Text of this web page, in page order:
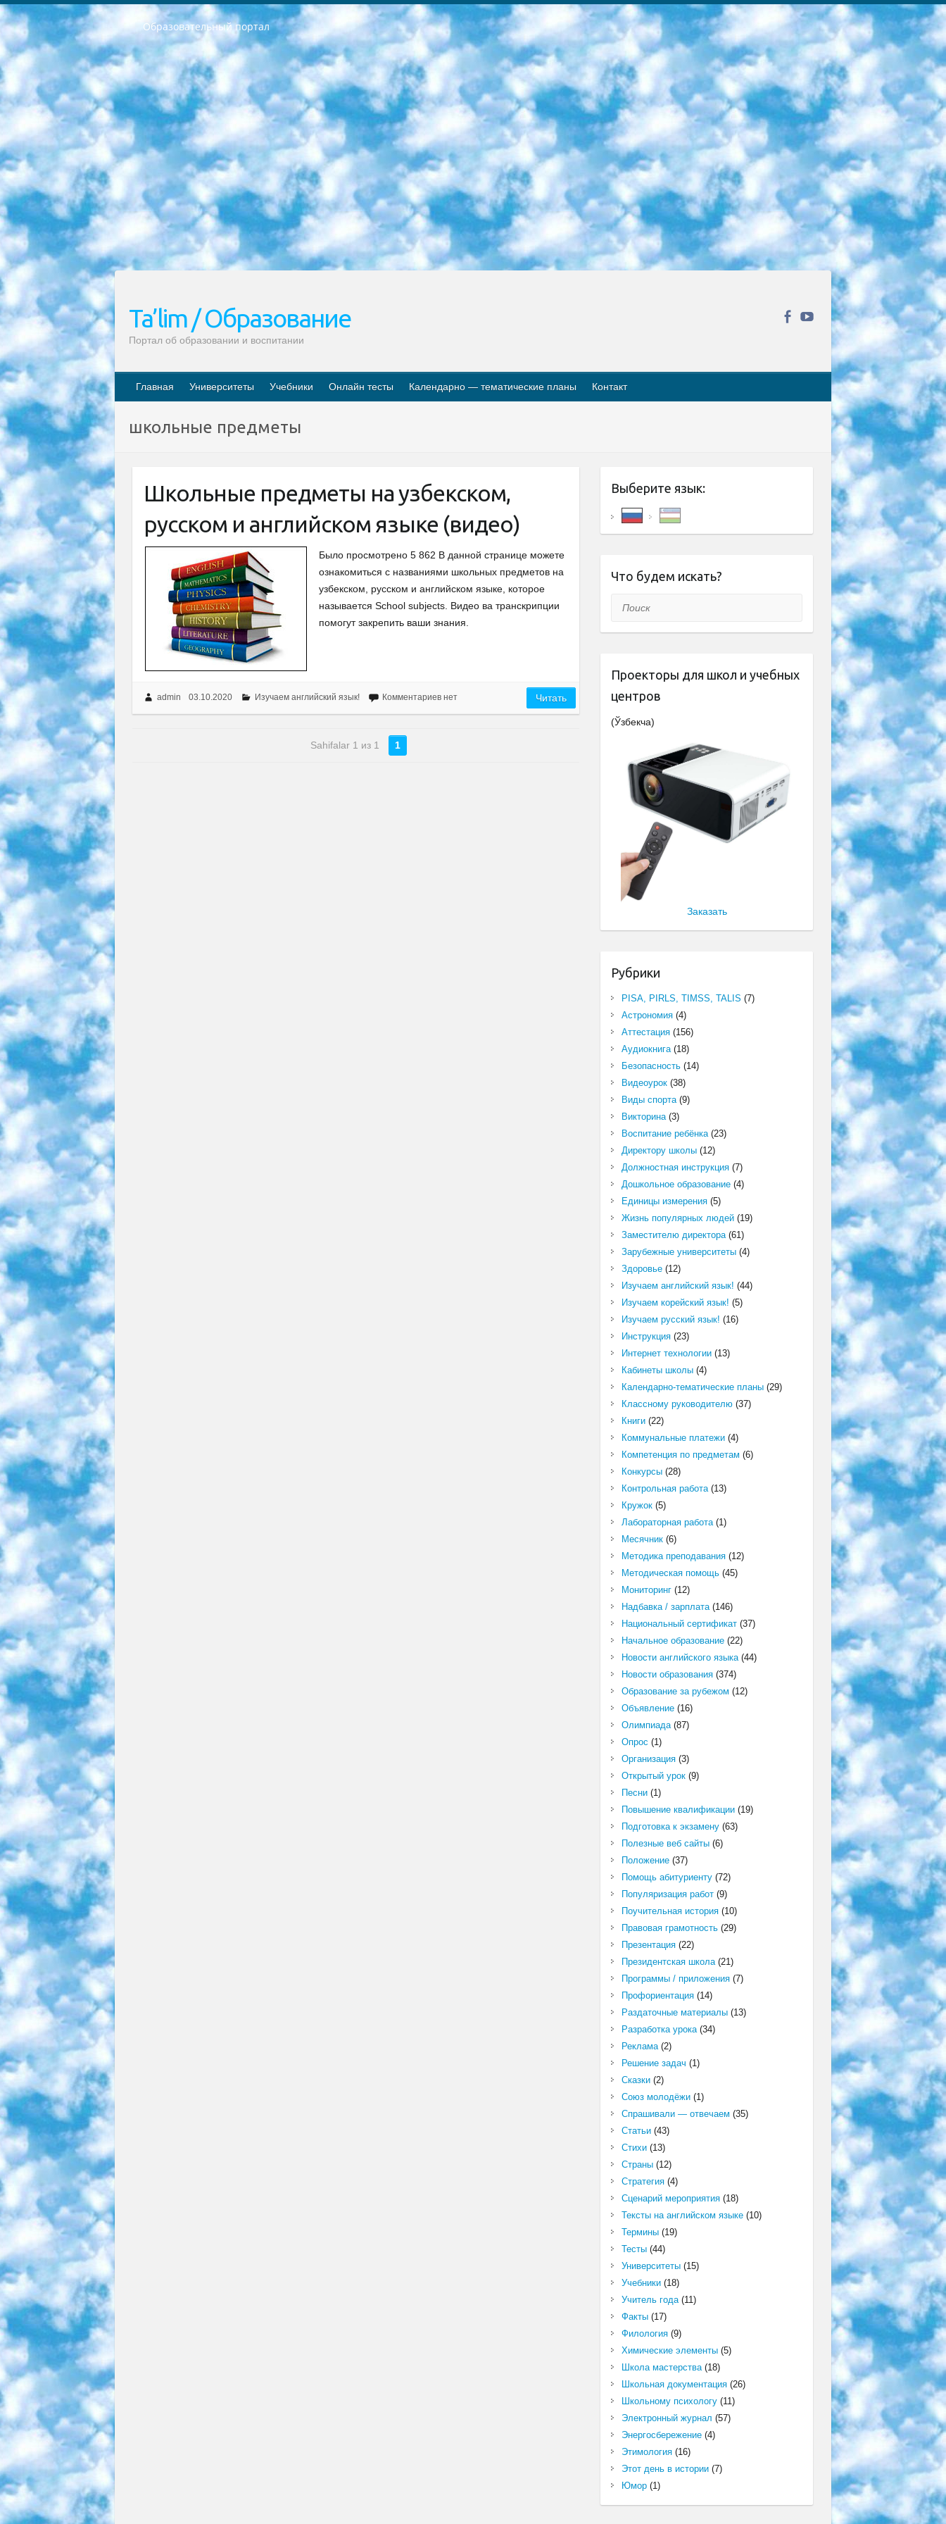
Образовательный портал
РЕСПУБЛИКА УЗБЕКИСТАН МИНИСТРЕРСТВО ДОШКОЛЬНОГО И ШКОЛЬНОГО ОБРАЗОВАНИЯ КОМАНДА в общеобразовательных учреждениях в 2023-2024 учебном году организация и проведение итоговой государственной аттестации обучающихся о Министра дошкольного и школьного образования Республики Узбекистан от 4 марта 2008 года (постановлением Минюста от 20 марта 2008 года № 1778 государственной регистрации) «Итоговое состояние учащихся общего среднего образования на основании положения об утверждении положения об аттестации общего среднего образования выпускной экзамен студентов в образовательных учреждениях в 2023-2024 учебном году В целях организации и прохождения аттестации приказываю: 1. Следующее: перечень предметов, по которым будет проводиться итоговая государственная аттестация и экзамен формы перевода согласно приложению 1; сертификаты международного образца, оценивающие уровень владения иностранными языками перечень согласно приложению 2; 2. Педагогический при специализированных образовательных учреждениях. научно-практический центр квалификации и международной оценки (Д.Давидова) 2024 г. До 25 марта: задания по предметам, по которым будет проводиться итоговая аттестация разработка и утверждение технических условий; итоговая аттестация на основании разработанного предметного задания разработка вопросов по предметам (устно и письменно), экзамен передача; общеобразовательные средние школы и специальные учебные заведения учащиеся выпускных классов школ и интернатов в агентской системе подготовка базы данных экзаменационных материалов и критериев оценки; перевод базы экзаменационных материалов на все языки обучения подать в Республиканский образовательный центр для изготовления; варианты экзаменов на основе разработанных контрольных материалов пусть будут поставлены задачи формирования. 3. Республиканский образовательный центр (Ш.Худайкулов) до 5 апреля 2024 года. до: база данных предоставленных экзаменационных материалов на все языки обучения перевод и экспертиза; для слепых, слабовидящих, глухих, слабослышащих и умственно отсталых детей учащиеся выпускных классов специализированных школ и школ-интернатов база данных экзаменационных материалов на всех преподаваемых языках подготовка критериев оценки; специализированные школы для умственно отсталых детей и технологии для учащихся выпускных классов школ-интернатов разработка соответствующих рекомендаций и критериев проведения ЕГЭ по естествознанию давать задания. 4. Педагогический при специализированных образовательных учреждениях. Научно-практический центр навыков и международной оценки (Д.Давидова), Республика образовательный центр (Худайкулов Ш.) итоговый государственный аттестационный экзамен ориентирован на творческое и логическое мышление при подготовке базы материалов учитывать введение заданий. 5. Следует отметить, что: сертификат государственного образца о знании общеобразовательного предмета и как минимум национальный уровень B1 по предметам на иностранных языках, указанным в Приложении 2. или международно признанный сертификат эквивалентного уровня студенты, изучающие определенный предмет, освобождаются от экзамена; по соответствующим предметам запланирована итоговая государственная аттестация за день до дня, путем жеребьевки Рабочей группой (в письменной форме по предметам, проводимым в форме) из числа сформированных вариантов выбрано 2 варианта; 2 выбранных варианта экзамена анонсированы на официальном сайте министерства и все выпускники по всей стране на основе этих вариантов проводит итоговую государственную аттестацию. 6. Государственное образование учащихся средних общеобразовательных учреждений. знания в соответствии с квалификационными требованиями, которые необходимо приобрести на основании стандартов итоговый (выпускной) контроль для 9 и 11 классов в целях тестирования Экзамены (далее – экзамены) состоят из предметов, перечисленных в приложении 1. будет сделано. 7. Экзамены пройдут с 26 мая по 15 июня 2024 г. (кроме науки физического воспитания). 8. Физическая для учащихся 9 классов общесредних образовательных учреждений. Экзамены по предмету «Образование, квалификация медицина» 1-6 мая 2024 года. сотрудники перевести под присмотр (с отклонениями в физическом или умственном развитии) специализированная школа для детей, школы-интернаты и со сколиозом школы-интернаты санаторного типа для больных детей исключены). 9. Он был слепым, слабовидящим и имел нарушения опорно-двигательного аппарата. экзамены в специализированных школах и интернатах для детей должны проводиться исходя из требований, предъявляемых к общеобразовательным учреждениям (физкультура кроме науки). 10. Специализированная школа для глухих и слабослышащих детей. и экзамены в интернатах и быть реализован в виде письменного теста по математике. 11. Специальность для умственно отсталых детей. Для 9 класса Родной язык и литературное письмо Государственный язык (язык обучения – узбекский). для неклассов) написано Математическое письмо Письменная/устная история Узбекистана Физическое воспитание практично Итоговый контроль Для 11 класса Написание родного языка и литературы (эссе) Математическое письмо Узбекский язык (обучение на узбекском языке) не посещающее общее среднее образование для учреждений)/Образовательное учреждение выбор письменный и устный Иностранный язык письменный/устный Письменная/устная история Узбекистана *По выбору студента:  Химия  Физика  Основы государственного права  География 10 бесплатных образовательных ресурсов - Мы составили подборку онлайн-проектов с интерактивными упражнениями, видеолекциями и статьями. Они помогут вам обрести новые и освежить старые знания бесплатно. 1. «ИНТУИТ» Старейшая образовательная площадка Рунета. Здесь вы найдёте сотни текстовых и видеокурсов на десятки различных тем — от программирования до психологии. Многие курсы подготовлены российскими университетами и крупными международными компаниями вроде Intel и Microsoft. Самостоятельное обучение бесплатное, но желающие могут оплатить услуги персональных наставников. 2. «Смартия» знакомит с актуальными профессиями и подсказывает, как им обучаться. Выбрав заинтересовавшую вас специальность — SMM-специалист, фотограф, веб-дизайнер или другую, — увидите список необходимых для неё умений. Чтобы вы могли освоить их самостоятельно, для каждого умения площадка отображает подборку ссылок на учебные материалы. Хотя «Смартия» ориентируется на русскоязычную аудиторию, часть контента всё же доступна только на английском. 3. «Лекторий Физтеха» Проект Московского физико-технического института (Физтеха). С его помощью вы можете смотреть онлайн серии лекций, записанные на видео в этом вузе. В числе доступных предметов — физика, биология, химия, информационные технологии и другие. К некоторым лекциям администрация ресурса прилагает готовые конспекты, которые можно скачивать в PDF-формате. 4. ITMOcourses Онлайн-площадка Санкт-Петербургского национального исследовательского университета информационных технологий, механики и оптики (ИТМО). Ресурс предоставляет свободный доступ к курсам, разработанным в этом вузе. Каталог материалов разбит на четыре категории: «Оптические системы и технологии», «Приборостроение и робототехника», «Информационные технологии» и «Биотехнологии». Курсы состоят из видеолекций, интерактивных демонстраций и заданий. 5. «КиберЛенинка» Электронная научная библиотека открытого доступа. Каталог площадки регулярно обрастает текстами статей из различных научных изданий. Сгруппированные по журналам и рубрикам публикации можно читать онлайн или скачивать целиком в PDF-формате. Проект нацелен на популяризацию науки за счёт открытого доступа к качественной информации. 6. «ПостНаука» На этом ресурсе публикуют подборки видеолекций, составленные экспертами из разных отраслей и объединённые общими темами. Среди них, к примеру, есть серии «Биоинформатика и геномика», «Культура средневековой Скандинавии» и Cinema Studies о теории кино. Каждая подборка лекций — логически связанная история, рассказанная экспертом от первого лица. Кроме того, на сайте появляются научно-образовательные статьи и тесты на разные темы. 7. «Newочём» Команда проекта «Newочём» отбирает самые интересные тексты из англоязычных СМИ и переводит те из них, за которые голосуют участники сообщества «ВКонтакте». По большей части это научно-популярные статьи. Редакторы придумывают лишь заголовки, в остальном содержание переводов соответствует оригиналам. Полные тексты можно читать прямо в социальной сети. 8. InternetUrok Онлайн-база материалов по основным дисциплинам школьной программы. Информация на сайте структурирована по классам, предметам и темам (урокам). Каждый урок состоит из видеолекций и конспектов. Есть также интерактивные тренажёры и тесты для закрепления пройденного материала. Даже если вы давно окончили школу, возможность повторить программу старших классов всегда может пригодиться. 9. Edutainme Ещё один ресурс об образовании. В отличие от Newtonew, как мне кажется, Edutainme больше ориентируется на представителей индустрии: педагогов, предпринимателей, разработчиков образовательных проектов. Но и любой, кто просто стремится к саморазвитию, найдёт на сайте много полезного и интересного для себя. Например, информацию о новых курсах и образовательных сервисах. 10. Newtonew Онлайн-медиа об образовании и обучении в широком смысле. Авторы Newtonew пишут об инструментах, заведениях, тактиках и стратегиях, которые помогают учить других и получать новые знания самостоятельно. На этой площадке вы найдёте новости, обзоры, аналитические мат
Ta’lim / Образование
Портал об образовании и воспитании
Главная Университеты Учебники Онлайн тесты Календарно — тематические планы Контакт
школьные предметы
Школьные предметы на узбекском,
русском и английском языке (видео)
Было просмотрено 5 862 В данной странице можете
ознакомиться с названиями школьных предметов на
узбекском, русском и английском языке, которое
называется School subjects. Видео ва транскрипции
помогут закрепить ваши знания.
admin 03.10.2020 Изучаем английский язык! Комментариев нет Читать
Sahifalar 1 из 1 1
Выберите язык:
Что будем искать?
Поиск
Проекторы для школ и учебных
центров
(Ўзбекча)
Заказать
Рубрики
PISA, PIRLS, TIMSS, TALIS (7)
Астрономия(4)
Аттестация(156)
Аудиокнига(18)
Безопасность(14)
Видеоурок(38)
Виды спорта(9)
Викторина(3)
Воспитание ребёнка(23)
Директору школы(12)
Должностная инструкция(7)
Дошкольное образование(4)
Единицы измерения(5)
Жизнь популярных людей(19)
Заместителю директора(61)
Зарубежные университеты(4)
Здоровье(12)
Изучаем английский язык! (44)
Изучаем корейский язык! (5)
Изучаем русский язык! (16)
Инструкция(23)
Интернет технологии(13)
Кабинеты школы(4)
Календарно-тематические планы(29)
Классному руководителю(37)
Книги(22)
Коммунальные платежи(4)
Компетенция по предметам (6)
Конкурсы(28)
Контрольная работа(13)
Кружок(5)
Лабораторная работа(1)
Месячник(6)
Методика преподавания(12)
Методическая помощь(45)
Мониторинг(12)
Надбавка / зарплата(146)
Национальный сертификат(37)
Начальное образование(22)
Новости английского языка(44)
Новости образования(374)
Образование за рубежом (12)
Объявление(16)
Олимпиада(87)
Опрос (1)
Организация(3)
Открытый урок(9)
Песни(1)
Повышение квалификации(19)
Подготовка к экзамену(63)
Полезные веб сайты(6)
Положение(37)
Помощь абитуриенту(72)
Популяризация работ(9)
Поучительная история(10)
Правовая грамотность(29)
Презентация(22)
Президентская школа(21)
Программы / приложения(7)
Профориентация(14)
Раздаточные материалы(13)
Разработка урока(34)
Реклама(2)
Решение задач (1)
Сказки(2)
Союз молодёжи(1)
Спрашивали — отвечаем (35)
Статьи(43)
Стихи(13)
Страны(12)
Стратегия(4)
Сценарий мероприятия(18)
Тексты на английском языке(10)
Термины(19)
Тесты(44)
Университеты(15)
Учебники(18)
Учитель года(11)
Факты(17)
Филология(9)
Химические элементы(5)
Школа мастерства(18)
Школьная документация(26)
Школьному психологу(11)
Электронный журнал (57)
Энергосбережение(4)
Этимология(16)
Этот день в истории(7)
Юмор(1)